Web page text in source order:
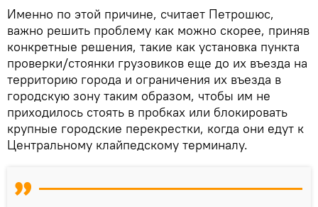
Именно по этой причине, считает Петрошюс,
важно решить проблему как можно скорее, приняв
конкретные решения, такие как установка пункта
проверки/стоянки грузовиков еще до их въезда на
территорию города и ограничения их въезда в
городскую зону таким образом, чтобы им не
приходилось стоять в пробках или блокировать
крупные городские перекрестки, когда они едут к
Центральному клайпедскому терминалу.